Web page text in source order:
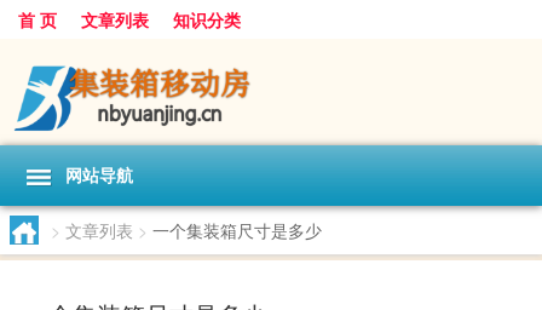
首 页 文章列表 知识分类
网站导航
> 文章列表 > 一个集装箱尺寸是多少